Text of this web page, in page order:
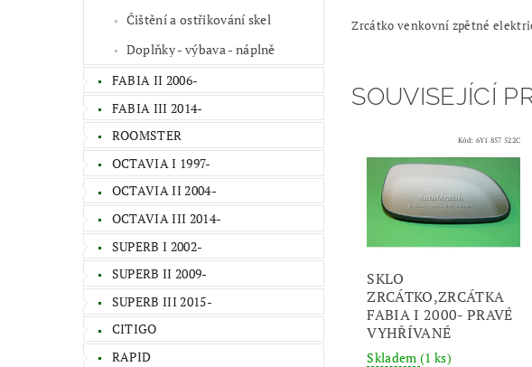
Čištění a ostřikování skel
Doplňky - výbava - náplně
FABIA II 2006-
FABIA III 2014-
ROOMSTER
OCTAVIA I 1997-
OCTAVIA II 2004-
OCTAVIA III 2014-
SUPERB I 2002-
SUPERB II 2009-
SUPERB III 2015-
CITIGO
RAPID
Zrcátko venkovní zpětné
SOUVISEJÍCÍ
Kód: 6Y1 857 522C
SKLO
ZRCÁTKO,ZRCÁTKA
FABIA I 2000- PRAVÉ
VYHŘÍVANÉ
Skladem (1 ks)